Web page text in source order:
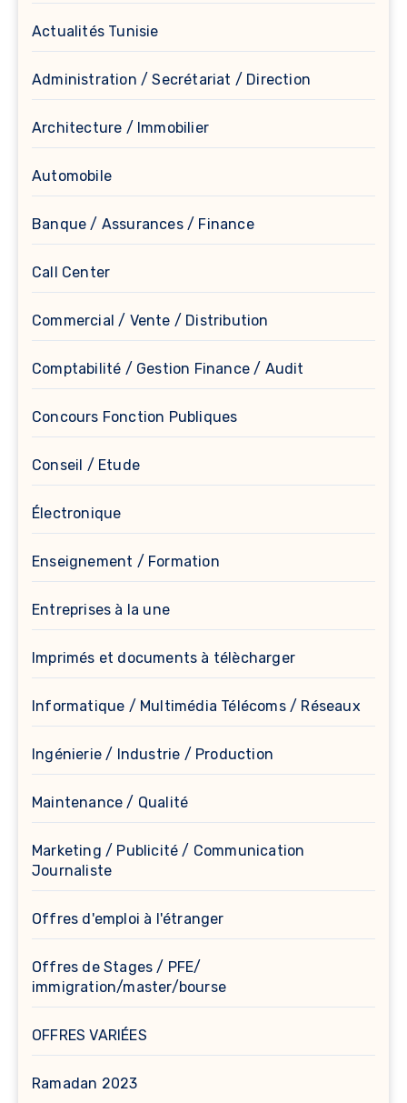
Actualités Tunisie
Administration / Secrétariat / Direction
Architecture / Immobilier
Automobile
Banque / Assurances / Finance
Call Center
Commercial / Vente / Distribution
Comptabilité / Gestion Finance / Audit
Concours Fonction Publiques
Conseil / Etude
Électronique
Enseignement / Formation
Entreprises à la une
Imprimés et documents à télècharger
Informatique / Multimédia Télécoms / Réseaux
Ingénierie / Industrie / Production
Maintenance / Qualité
Marketing / Publicité / Communication
Journaliste
Offres d'emploi à l'étranger
Offres de Stages / PFE/
immigration/master/bourse
OFFRES VARIÉES
Ramadan 2023